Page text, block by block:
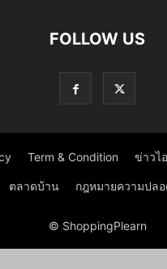
FOLLOW US
Term & Condition ข่าวไ
ตลาดบ้าน กฎหมายความปล
© ShoppingPlearn